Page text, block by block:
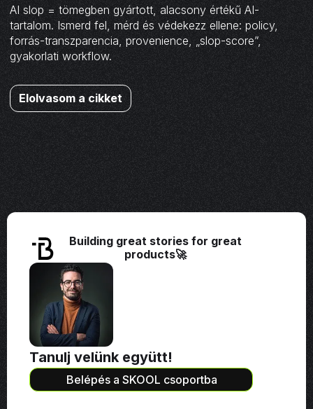
AI slop = tömegben gyártott, alacsony értékű AI-
tartalom. Ismerd fel, mérd és védekezz ellene: policy,
forrás-transzparencia, provenience, „slop-score”,
gyakorlati workflow.
Elolvasom a cikket
Building great stories for great
products🚀
Tanulj velünk együtt!
Belépés a SKOOL csoportba